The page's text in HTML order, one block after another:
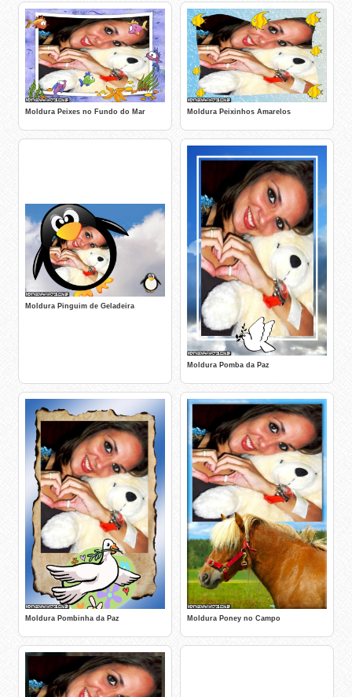
Moldura Peixes no Fundo do Mar Moldura Peixinhos Amarelos
Moldura Pinguim de Geladeira
Moldura Pomba da Paz
Moldura Pombinha da Paz Moldura Poney no Campo